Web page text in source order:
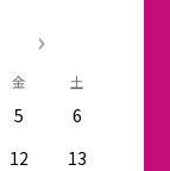
金 土
5
6
12
13